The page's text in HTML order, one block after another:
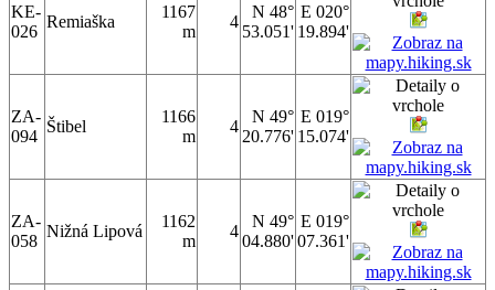
KE-
026
Remiaška
1167
m
4
N 48°
53.051'
E 020°
19.894'
ZA-
094
Štibel
1166
m
4
N 49°
20.776'
E 019°
15.074'
ZA-
058
Nižná Lipová
1162
m
4
N 49°
04.880'
E 019°
07.361'